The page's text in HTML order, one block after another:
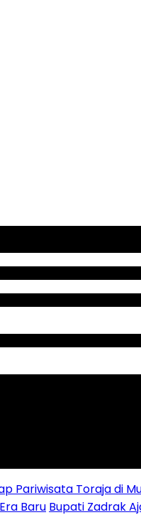
Pariwisata Toraja di
Baru Bupati Zadrak